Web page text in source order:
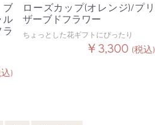
ブ
ル
)
ローズカップ(オレンジ)/プリ
ザーブドフラワー
ちょっとした花ギフトにぴったり
￥3,300 (税込)